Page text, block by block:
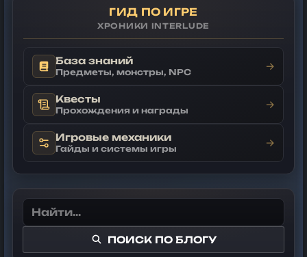
ГИД ПО ИГРЕ
ХРОНИКИ INTERLUDE
База знаний
Предметы, монстры, NPC →
Квесты
Прохождения и награды →
Игровые механики
Гайды и системы игры →
ПОИСК ПО БЛОГУ